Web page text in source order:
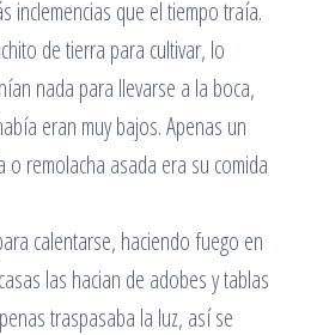
inclemencias que el tiempo traía.
de tierra para cultivar, lo
nada para llevarse a la boca,
eran muy bajos. Apenas un
o remolacha asada era su comida
calentarse, haciendo fuego en
las hacian de adobes y tablas
traspasaba la luz, así se